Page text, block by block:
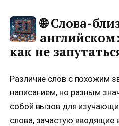
🌐 Слова-
как не
Различие слов с похожим
написанием, но разным
собой вызов для
слова, зачастую вводящие